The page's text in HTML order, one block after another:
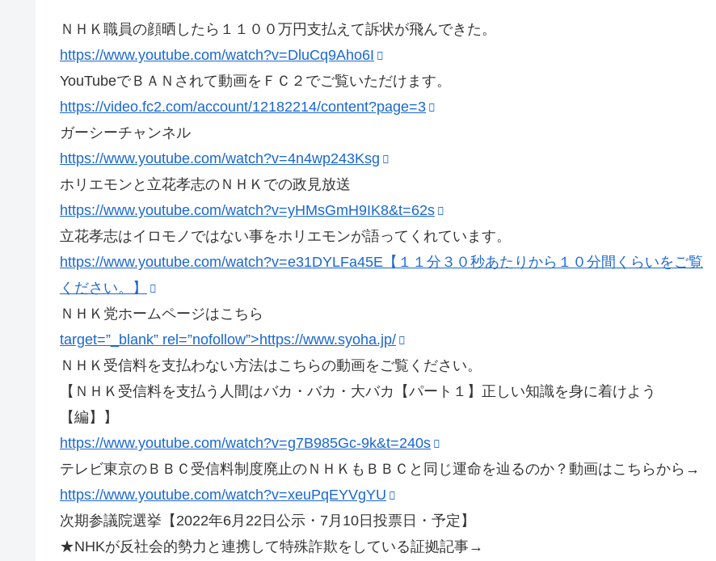
ＮＨＫ職員の顔晒したら１１００万円支払えて訴状が飛んできた。
https://www.youtube.com/watch?v=DluCq9Aho6I
YouTubeでＢＡＮされて動画をＦＣ２でご覧いただけます。
https://video.fc2.com/account/12182214/content?page=3
ガーシーチャンネル
https://www.youtube.com/watch?v=4n4wp243Ksg
ホリエモンと立花孝志のＮＨＫでの政見放送
https://www.youtube.com/watch?v=yHMsGmH9IK8&t=62s
立花孝志はイロモノではない事をホリエモンが語ってくれています。
https://www.youtube.com/watch?v=e31DYLFa45E【１１分３０秒あたりから１０分間くらいをご覧
ください。】
ＮＨＫ党ホームページはこちら
target=”_blank” rel=”nofollow”>https://www.syoha.jp/
ＮＨＫ受信料を支払わない方法はこちらの動画をご覧ください。
【ＮＨＫ受信料を支払う人間はバカ・バカ・大バカ【パート１】正しい知識を身に着けよう
【編】】
https://www.youtube.com/watch?v=g7B985Gc-9k&t=240s
テレビ東京のＢＢＣ受信料制度廃止のＮＨＫもＢＢＣと同じ運命を辿るのか？動画はこちらから→
https://www.youtube.com/watch?v=xeuPqEYVgYU
次期参議院選挙【2022年6月22日公示・7月10日投票日・予定】
★NHKが反社会的勢力と連携して特殊詐欺をしている証拠記事→